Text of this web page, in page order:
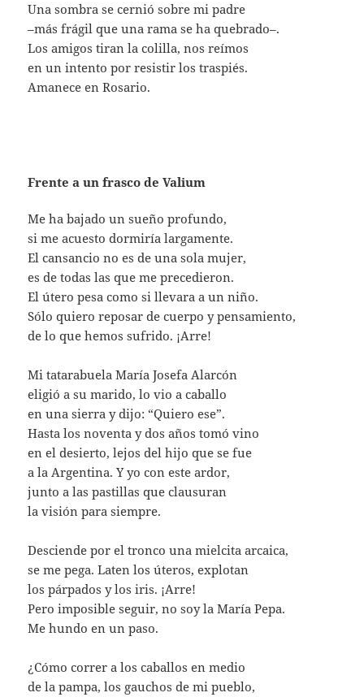
Una sombra se cernió sobre mi padre
–más frágil que una rama se ha quebrado–.
Los amigos tiran la colilla, nos reímos
en un intento por resistir los traspiés.
Amanece en Rosario.
Frente a un frasco de Valium
Me ha bajado un sueño profundo,
si me acuesto dormiría largamente.
El cansancio no es de una sola mujer,
es de todas las que me precedieron.
El útero pesa como si llevara a un niño.
Sólo quiero reposar de cuerpo y pensamiento,
de lo que hemos sufrido. ¡Arre!
Mi tatarabuela María Josefa Alarcón
eligió a su marido, lo vio a caballo
en una sierra y dijo: “Quiero ese”.
Hasta los noventa y dos años tomó vino
en el desierto, lejos del hijo que se fue
a la Argentina. Y yo con este ardor,
junto a las pastillas que clausuran
la visión para siempre.
Desciende por el tronco una mielcita arcaica,
se me pega. Laten los úteros, explotan
los párpados y los iris. ¡Arre!
Pero imposible seguir, no soy la María Pepa.
Me hundo en un paso.
¿Cómo correr a los caballos en medio
de la pampa, los gauchos de mi pueblo,